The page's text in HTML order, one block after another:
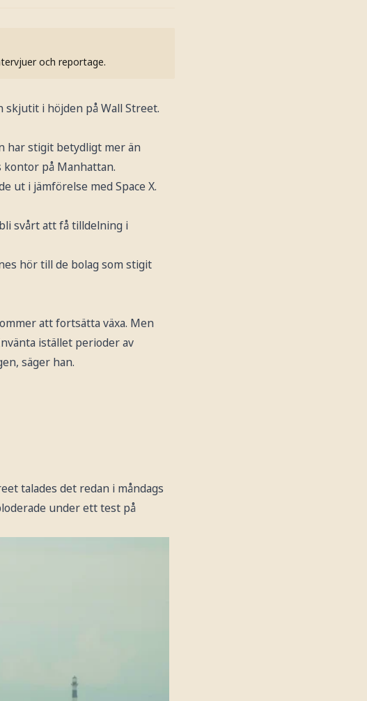
och reportage.
skjutit i höjden på Wall Street.
har stigit betydligt mer än
kontor på Manhattan.
ut i jämförelse med Space X.
svårt att få tilldelning i
hör till de bolag som stigit
att fortsätta växa. Men
istället perioder av
säger han.
talades det redan i måndags
under ett test på